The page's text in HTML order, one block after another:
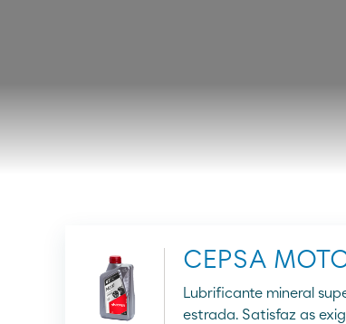
CEPSA
Lubrificante mineral
estrada. Satisfaz as